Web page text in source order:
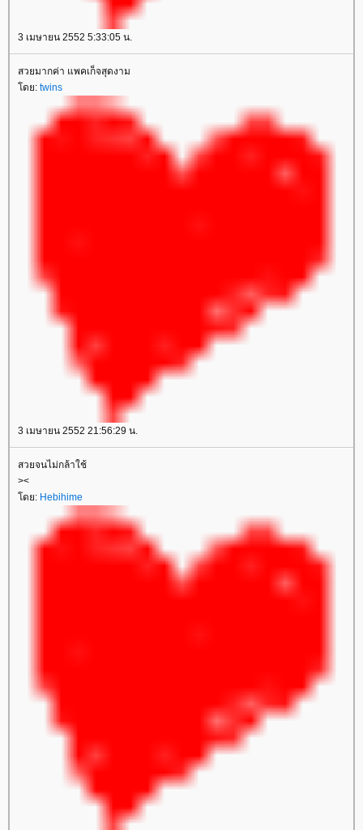
3 เมษายน 2552 5:33:05 น.
สวยมากค่า แพคเก็จสุดงาม
ดย: twins
3 เมษายน 2552 21:56:29 น.
สวยจนไม่กล้าใช้
><
ดย: Hebihime